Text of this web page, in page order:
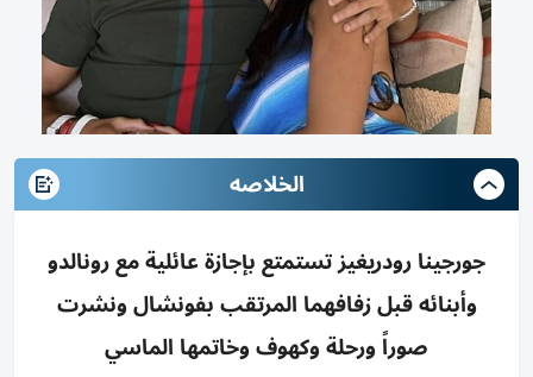
الخلاصه
جورجينا رودريغيز تستمتع بإجازة عائلية مع رونالدو
وأبنائه قبل زفافهما المرتقب بفونشال ونشرت
صوراً ورحلة وكهوف وخاتمها الماسي